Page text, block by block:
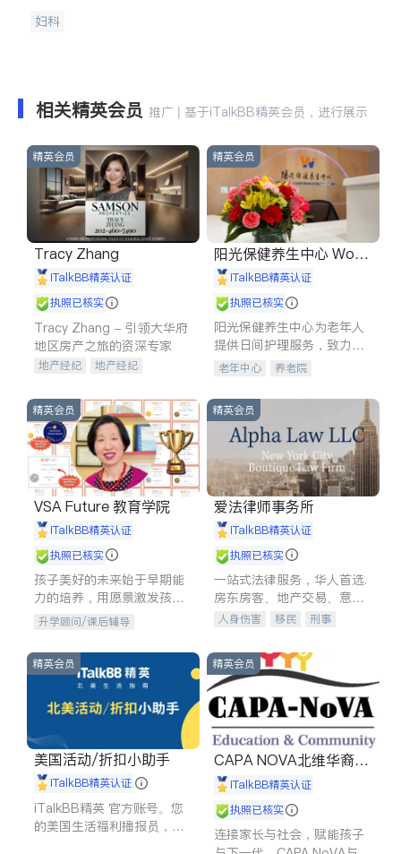
妇科
相关精英会员 推广 | 基于iTalkBB精英会员，进行展示
精英会员
Tracy Zhang
iTalkBB精英认证
执照已核实
Tracy Zhang - 引领大华府
地区房产之旅的资深专家
地产经纪
地产经纪
商铺租售
开发商建商
精英会员
阳光保健养生中心 World
shine
iTalkBB精英认证
执照已核实
阳光保健养生中心为老年人
提供日间护理服务，致力于
通过持续的护理创新来有效
老年中心 养老院
精英会员
VSA Future 教育学院
iTalkBB精英认证
执照已核实
孩子美好的未来始于早期能
力的培养，用愿景激发孩子
的学习潜力和动力。理念：
拥有成长型心态是成功的基
石。
升学顾问/课后辅导
精英会员
爱法律师事务所
iTalkBB精英认证
执照已核实
一站式法律服务，华人首选.
房东房客、地产交易、意外
伤害、车祸重伤、商业诉
建筑合同、刑事案件全包办
人身伤害 移民
刑事
信托/遗嘱
商业
索赔
律师-其它 保释
精英会员
美国活动/折扣小助手
iTalkBB精英认证
iTalkBB精英 官方账号。您
的美国生活福利播报员，精
精英会员
CAPA NOVA北维华裔家
长会iTalkBB精英认证
执照已核实
连接家长与社会，赋能孩子